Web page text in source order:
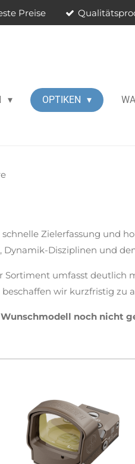
Preise
OPTIKEN
Zielerfassung und
Dynamik-Disziplinen und
Sortiment umfasst deutlich
wir kurzfristig zu
noch nicht